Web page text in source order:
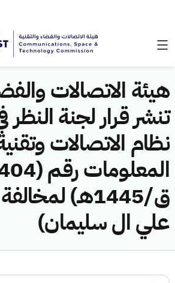
هيئة الاتصالات
تنشر قرار لجنة
نظام الاتصالات
ق/1445هـ)
علي ال سليمان)